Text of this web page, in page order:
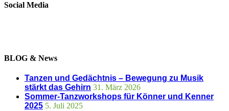
Social Media
BLOG & News
Tanzen und Gedächtnis – Bewegung zu Musik
stärkt das Gehirn 31. März 2026
Sommer-Tanzworkshops für Könner und Kenner
2025 5. Juli 2025